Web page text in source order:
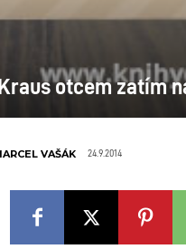
otcem zatím
VAŠÁK 24.9.2014